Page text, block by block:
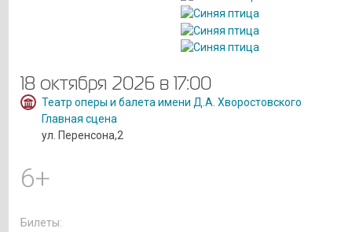
18 октября 2026 в 17:00
Театр оперы и балета имени Д.А. Хворостовского
Главная сцена
ул. Перенсона,2
6+
Билеты: